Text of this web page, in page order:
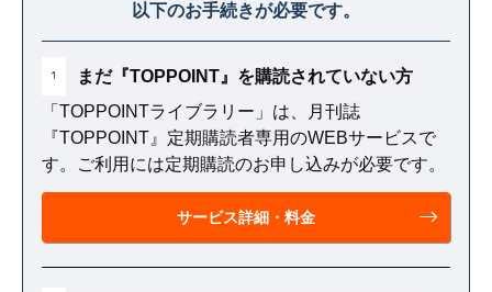
以下のお手続きが必要です。
1
まだ『TOPPOINT』を購読されていない方
「TOPPOINTライブラリー」は、月刊誌
『TOPPOINT』定期購読者専用のWEBサービスで
す。ご利用には定期購読のお申し込みが必要です。
サービス詳細・料金